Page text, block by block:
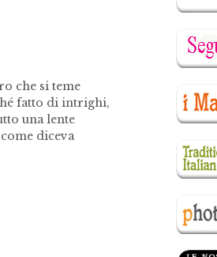
che si teme
fatto di intrighi,
una lente
diceva